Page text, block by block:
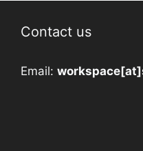
Contact us
Email: